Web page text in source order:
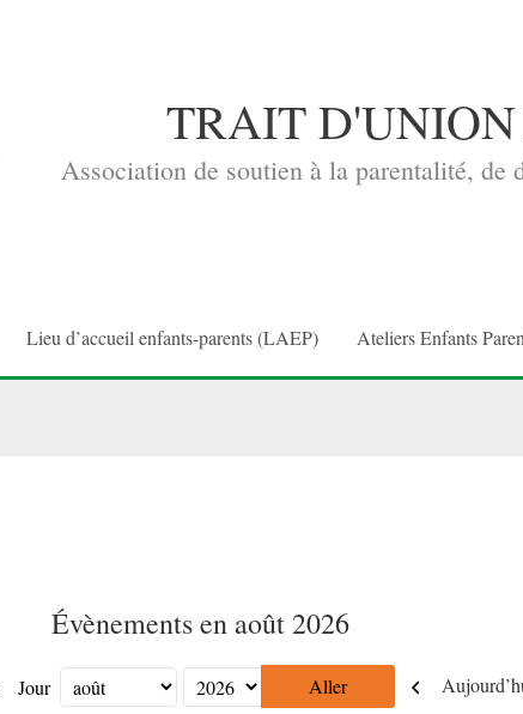
TRAIT
Association de soutien à la parentalité, de
Lieu d’accueil enfants-parents (LAEP) Ateliers Enfants
Évènements en août 2026
Jour
Mois
Année
Précédent